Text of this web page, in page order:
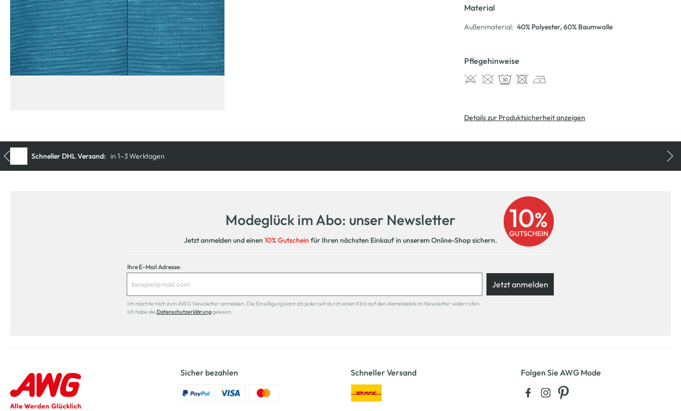
Material
Außenmaterial: 40% Polyester, 60% Baumwolle
Pflegehinweise
Details zur Produktsicherheit anzeigen
Modeglück im Abo: unser Newsletter
Jetzt anmelden und einen 10% Gutschein für Ihren nächsten Einkauf in unserem Online-Shop sichern.
Ihre E-Mail Adresse:
Jetzt anmelden
Ich möchte mich zum AWG Newsletter anmelden. Die Einwilligung kann ich jederzeit durch einen Klick auf den Abmeldelink im Newsletter widerrufen.
Ich habe die Datenschutzerklärunggelesen.
Sicher bezahlen Schneller Versand Folgen Sie AWG Mode